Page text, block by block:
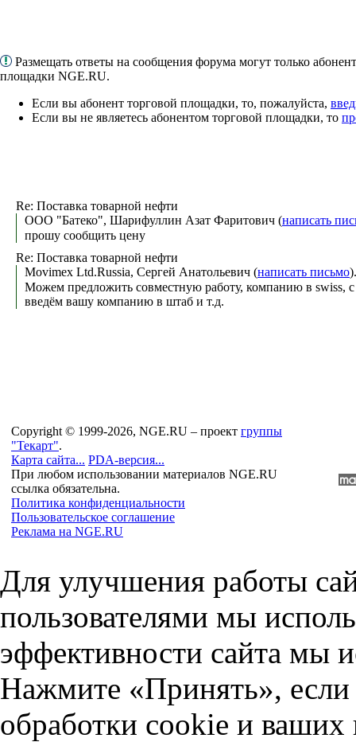
Размещать ответы на сообщения форума могут только
площадки NGE.RU.
Если вы абонент торговой площадки, то, пожалуйста,
Если вы не являетесь абонентом торговой площадки, то
Re: Поставка товарной нефти
ООО "Батеко", Шарифуллин Азат Фаритович (написать
прошу сообщить цену
Re: Поставка товарной нефти
Movimex Ltd.Russia, Сергей Анатольевич (написать письмо
Можем предложить совместную работу, компанию в swiss,
введём вашу компанию в штаб и т.д.
Copyright © 1999-2026, NGE.RU – проект группы
"Текарт".
Карта сайта... PDA-версия...
При любом использовании материалов NGE.RU
ссылка обязательна.
Политика конфиденциальности
Пользовательское соглашение
Реклама на NGE.RU
Для улучшения работы
пользователями мы
эффективности сайта мы
Нажмите «Принять», если
обработки cookie и